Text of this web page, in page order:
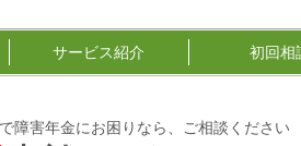
サービス紹介 初回相
障害年金にお困りなら、ご相談ください